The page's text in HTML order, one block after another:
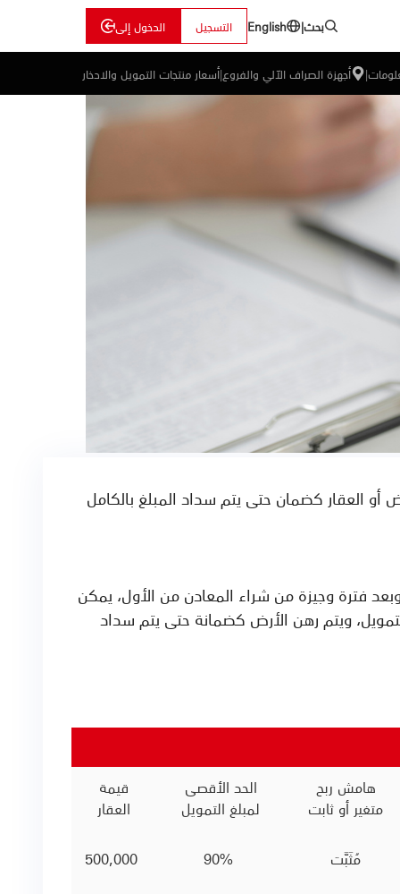
بحث|
English التسجيل الدخول إلى
| أجهزة الصراف الآلي والفروع|أسعار منتجات التمويل والادخار
العقار كضمان حتى يتم سداد المبلغ بالكامل
فترة وجيزة من شراء المعادن من الأول، يمكن
ويتم رهن الأرض كضمانة حتى يتم سداد
هامش ربح
متغير أو ثابت
الحد الأقصى
لمبلغ التمويل
قيمة
العقار
مُثَبَّت